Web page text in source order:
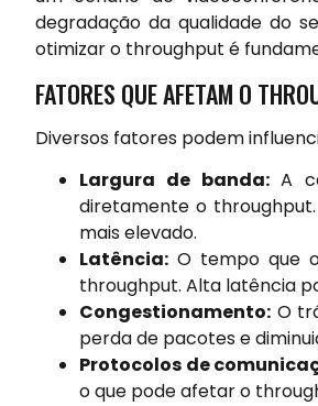
degradação da qualidade do
otimizar o throughput é
FATORES QUE AFETAM O
Diversos fatores podem
Largura de banda:A
diretamente o
mais elevado.
Latência: O tempo que
throughput. Alta latência
Congestionamento: O
perda de pacotes e
Protocolos de
o que pode afetar o